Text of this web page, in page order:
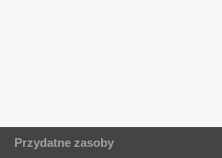
Przydatne zasoby